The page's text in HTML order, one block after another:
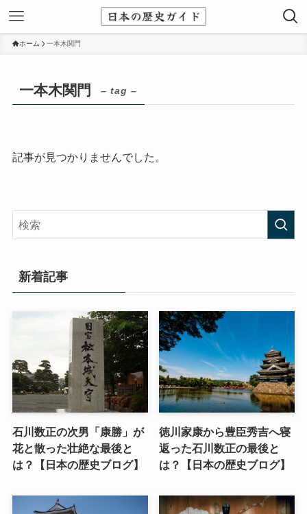
ホーム 一本木関門
一本木関門 – tag –
記事が見つかりませんでした。
新着記事
石川数正の次男「康勝」が
花と散った壮絶な最後と
は？【日本の歴史ブログ】
徳川家康から豊臣秀吉へ寝
返った石川数正の最後と
は？【日本の歴史ブログ】